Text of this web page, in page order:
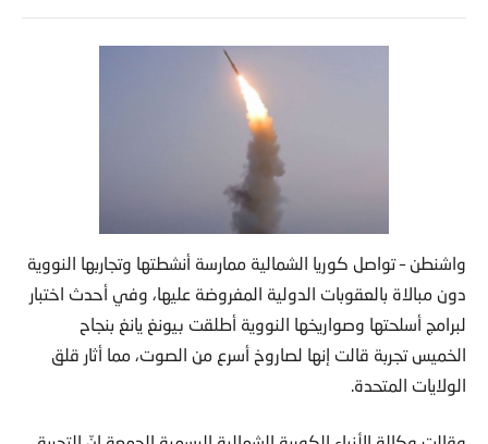
واشنطن – تواصل كوريا الشمالية ممارسة أنشطتها وتجاربها النووية
دون مبالاة بالعقوبات الدولية المفروضة عليها، وفي أحدث اختبار
لبرامج أسلحتها وصواريخها النووية أطلقت بيونغ يانغ بنجاح
الخميس تجربة قالت إنها لصاروخ أسرع من الصوت، مما أثار قلق
الولايات المتحدة.